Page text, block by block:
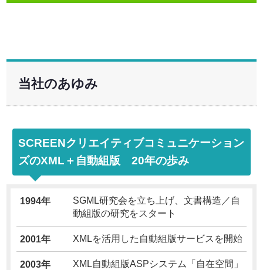
当社のあゆみ
SCREENクリエイティブコミュニケーション
ズのXML＋自動組版 20年の歩み
1994年
SGML研究会を立ち上げ、文書構造／自
動組版の研究をスタート
2001年 XMLを活用した自動組版サービスを開始
2003年
XML自動組版ASPシステム「自在空間」